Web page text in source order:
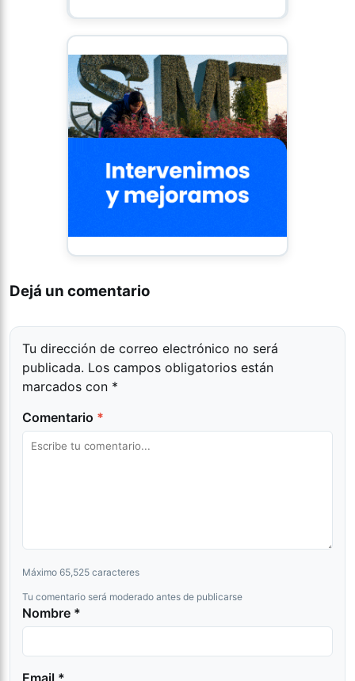
Dejá un comentario
Tu dirección de correo electrónico no será
publicada. Los campos obligatorios están
marcados con *
Comentario *
Máximo 65,525 caracteres
Tu comentario será moderado antes de publicarse
Nombre *
Email *